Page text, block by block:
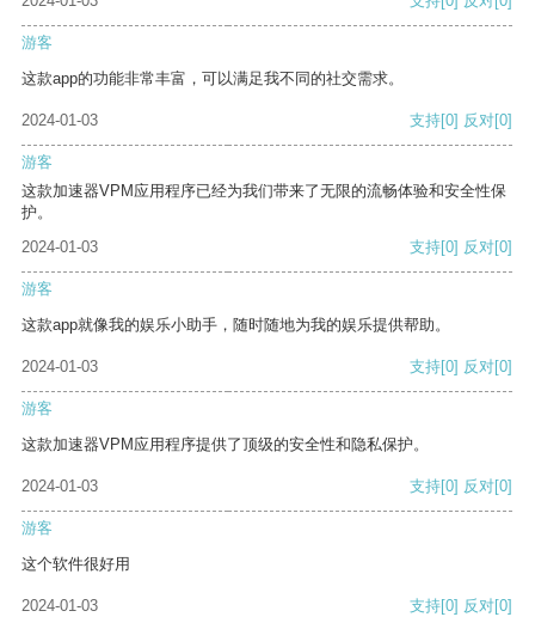
游客
这款app的功能非常丰富，可以满足我不同的社交需求。
2024-01-03 支持[0] 反对[0]
游客
这款加速器VPM应用程序已经为我们带来了无限的流畅体验和安全性保
护。
2024-01-03
支持[0] 反对[0]
游客
这款app就像我的娱乐小助手，随时随地为我的娱乐提供帮助。
2024-01-03 支持[0] 反对[0]
游客
这款加速器VPM应用程序提供了顶级的安全性和隐私保护。
2024-01-03 支持[0] 反对[0]
游客
这个软件很好用
2024-01-03 支持[0] 反对[0]